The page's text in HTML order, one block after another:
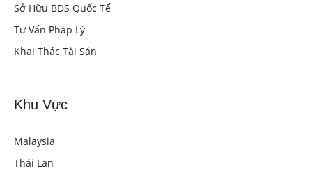
Sở Hữu BĐS Quốc Tế
Tư Vấn Pháp Lý
Khai Thác Tài Sản
Khu Vực
Malaysia
Thái Lan